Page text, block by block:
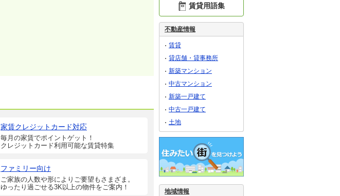
家賃クレジットカード対応
毎月の家賃でポイントゲット！
クレジットカード利用可能な賃貸特集
ファミリー向け
ご家族の人数や形によりご要望もさまざま。
ゆったり過ごせる3K以上の物件をご案内！
賃貸用語集
不動産情報
賃貸
貸店舗・貸事務所
新築マンション
中古マンション
新築一戸建て
中古一戸建て
土地
地域情報